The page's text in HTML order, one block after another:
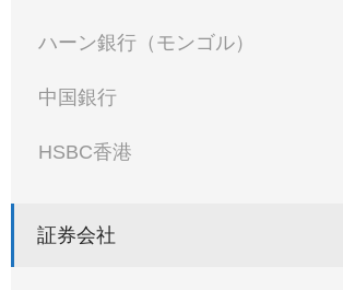
ハーン銀行（モンゴル）
中国銀行
HSBC香港
証券会社